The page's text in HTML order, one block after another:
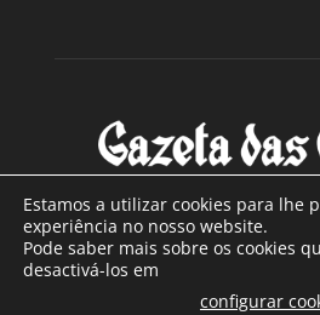
SOBRE
Com sede nas Caldas da Rainha
Estamos a utilizar cookies para lhe
experiência no nosso website.
Pode saber mais sobre os cookies
desactivá-los em
configurar